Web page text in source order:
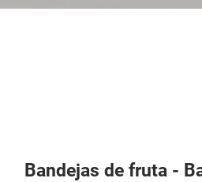
Bandejas de fruta -